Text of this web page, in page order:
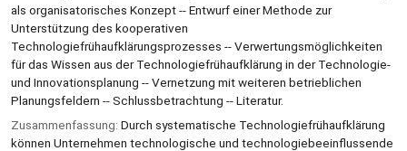
als organisatorisches Konzept -- Entwurf einer Methode zur
Unterstützung des kooperativen
Technologiefrühaufklärungsprozesses -- Verwertungsmöglichkeiten
für das Wissen aus der Technologiefrühaufklärung in der Technologie-
und Innovationsplanung -- Vernetzung mit weiteren betrieblichen
Planungsfeldern -- Schlussbetrachtung -- Literatur.
Zusammenfassung: Durch systematische Technologiefrühaufklärung
können Unternehmen technologische und technologiebeeinflussende